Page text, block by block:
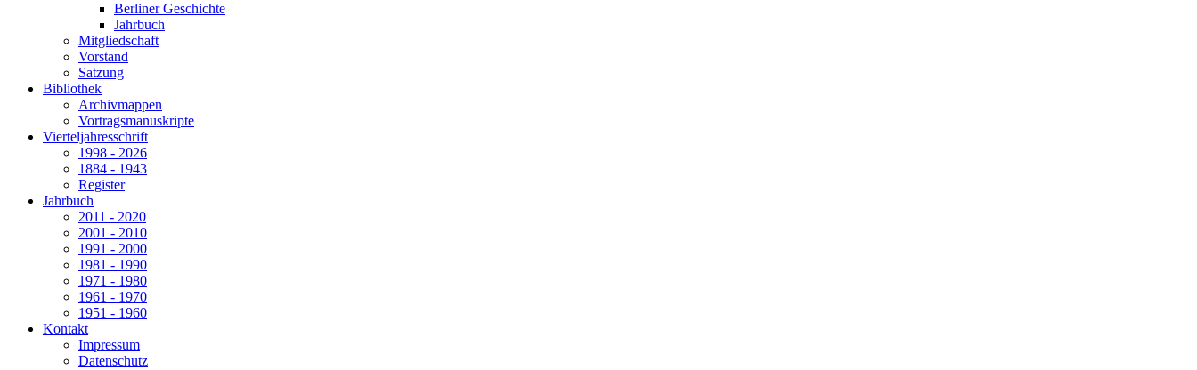
Berliner Geschichte
Jahrbuch
Mitgliedschaft
Vorstand
Satzung
Bibliothek
Archivmappen
Vortragsmanuskripte
Vierteljahresschrift
1998 - 2026
1884 - 1943
Register
Jahrbuch
2011 - 2020
2001 - 2010
1991 - 2000
1981 - 1990
1971 - 1980
1961 - 1970
1951 - 1960
Kontakt
Impressum
Datenschutz